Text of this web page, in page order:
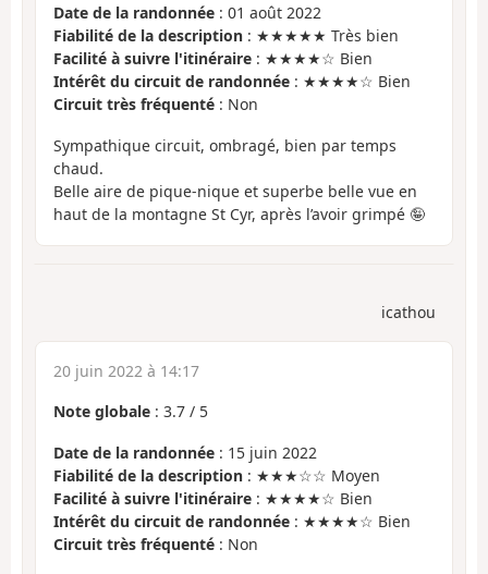
Date de la randonnée : 01 août 2022
Fiabilité de la description : ★★★★★ Très bien
Facilité à suivre l'itinéraire : ★★★★☆ Bien
Intérêt du circuit de randonnée : ★★★★☆ Bien
Circuit très fréquenté : Non
Sympathique circuit, ombragé, bien par temps
chaud.
Belle aire de pique-nique et superbe belle vue en
haut de la montagne St Cyr, après l’avoir grimpé 🤪
icathou
20 juin 2022 à 14:17
Note globale : 3.7 / 5
Date de la randonnée : 15 juin 2022
Fiabilité de la description : ★★★☆☆ Moyen
Facilité à suivre l'itinéraire : ★★★★☆ Bien
Intérêt du circuit de randonnée : ★★★★☆ Bien
Circuit très fréquenté : Non